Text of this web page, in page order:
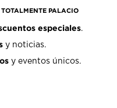
PALACIO
especiales.
y noticias.
y eventos únicos.